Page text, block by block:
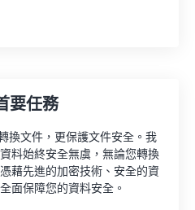
要任務
換文件，更保護文件安全。我
料始終安全無虞，無論您轉換
藉先進的加密技術、安全的資
面保障您的資料安全。